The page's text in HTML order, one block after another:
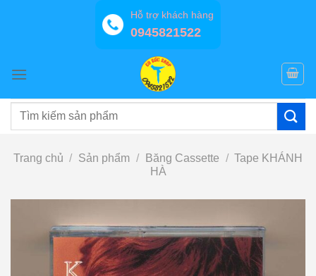
Hỗ trợ khách hàng
0945821522
Tìm
Trang chủ / Sản phẩm / Băng Cassette / Tape KHÁNH
HÀ